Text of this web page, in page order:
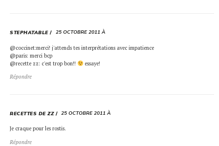
STEPHATABLE 25 OCTOBRE 2011 À
@coccinet:merci! j'attends tes interprétations avec impatience
@paris: merci bcp
@recette zz: c'est trop bon!!
essaye!
Répondre
RECETTES DE ZZ 25 OCTOBRE 2011 À
Je craque pour les rostis.
Répondre